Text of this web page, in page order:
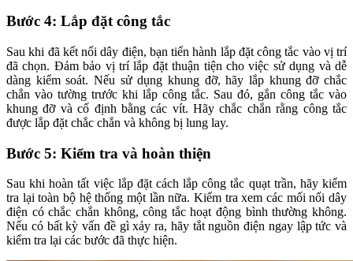
Bước 4: Lắp đặt công tắc
Sau khi đã kết nối dây điện, bạn tiến hành lắp đặt công tắc vào vị trí
đã chọn. Đảm bảo vị trí lắp đặt thuận tiện cho việc sử dụng và dễ
dàng kiểm soát. Nếu sử dụng khung đỡ, hãy lắp khung đỡ chắc
chắn vào tường trước khi lắp công tắc. Sau đó, gắn công tắc vào
khung đỡ và cố định bằng các vít. Hãy chắc chắn rằng công tắc
được lắp đặt chắc chắn và không bị lung lay.
Bước 5: Kiểm tra và hoàn thiện
Sau khi hoàn tất việc lắp đặt cách lắp công tắc quạt trần, hãy kiểm
tra lại toàn bộ hệ thống một lần nữa. Kiểm tra xem các mối nối dây
điện có chắc chắn không, công tắc hoạt động bình thường không.
Nếu có bất kỳ vấn đề gì xảy ra, hãy tắt nguồn điện ngay lập tức và
kiểm tra lại các bước đã thực hiện.